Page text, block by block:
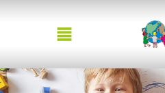
STARTSEITE